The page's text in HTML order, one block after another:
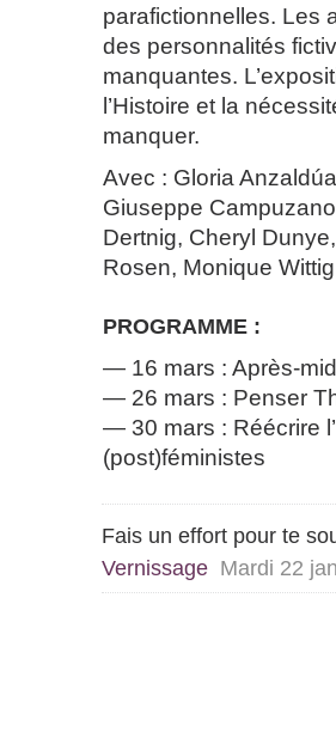
parafictionnelles. Les
des personnalités
manquantes.
l’Histoire et la
manquer.
Avec : Gloria
Giuseppe
Dertnig, Cheryl
Rosen, Monique Wittig
PROGRAMME :
16 mars : Après-
26 mars : Penser
30 mars : Réécrire
(post)féministes
Fais un effort pour te
Vernissage Mardi 22